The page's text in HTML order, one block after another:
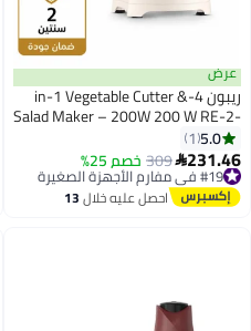
عرض
ريبون 4-in-1 Vegetable Cutter &
Salad Maker – 200W 200 W RE-2-
206 beige
5.0
1
231.46
309 خصم 25% #19 في مفارم الأجهزة الصغيرة
توصيل مجاني
#19 في مفارم الأجهزة الصغيرة احصل عليه خلال13